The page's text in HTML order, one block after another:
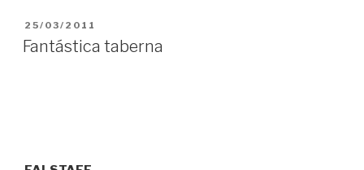
PUBLICADO
EL
25/03/2011
Fantástica taberna